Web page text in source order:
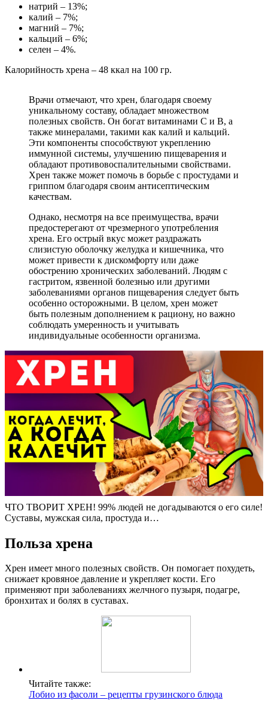
натрий – 13%;
калий – 7%;
магний – 7%;
кальций – 6%;
селен – 4%.
Калорийность хрена – 48 ккал на 100 гр.
Врачи отмечают, что хрен, благодаря своему
уникальному составу, обладает множеством
полезных свойств. Он богат витаминами C и B, а
также минералами, такими как калий и кальций.
Эти компоненты способствуют укреплению
иммунной системы, улучшению пищеварения и
обладают противовоспалительными свойствами.
Хрен также может помочь в борьбе с простудами и
гриппом благодаря своим антисептическим
качествам.
Однако, несмотря на все преимущества, врачи
предостерегают от чрезмерного употребления
хрена. Его острый вкус может раздражать
слизистую оболочку желудка и кишечника, что
может привести к дискомфорту или даже
обострению хронических заболеваний. Людям с
гастритом, язвенной болезнью или другими
заболеваниями органов пищеварения следует быть
особенно осторожными. В целом, хрен может
быть полезным дополнением к рациону, но важно
соблюдать умеренность и учитывать
индивидуальные особенности организма.
ЧТО ТВОРИТ ХРЕН! 99% людей не догадываются о его силе!
Суставы, мужская сила, простуда и…
Польза хрена
Хрен имеет много полезных свойств. Он помогает похудеть,
снижает кровяное давление и укрепляет кости. Его
применяют при заболеваниях желчного пузыря, подагре,
бронхитах и болях в суставах.
Читайте также:
Лобио из фасоли – рецепты грузинского блюда